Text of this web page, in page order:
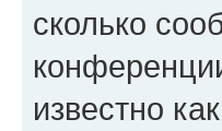
сколько
известно